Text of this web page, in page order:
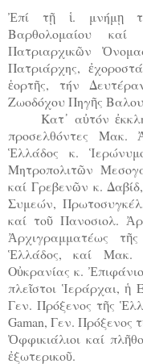
Ἐπί τῇ ἱ. μνήμῃ
Βαρθολομαίου
Πατριαρχικῶν
Πατριάρχης,
ἑορτῆς, τήν
Ζωοδόχου Πηγῆς
Κατ᾿ αὐτόν
προσελθόντες Μακ.
Ἑλλάδος κ.
Μητροπολιτῶν
καί Γρεβενῶν κ.
Συμεών,
καί τοῦ Πανοσιολ.
Ἀρχιγραμματέως
Ἑλλάδος, καί Μακ.
Οὐκρανίας κ.
πλεῖστοι Ἱεράρχαι,
Γεν. Πρόξενος τῆς
Gaman, Γεν. Πρόξενος
Ὀφφικιάλιοι καί
ἐξωτερικοῦ.